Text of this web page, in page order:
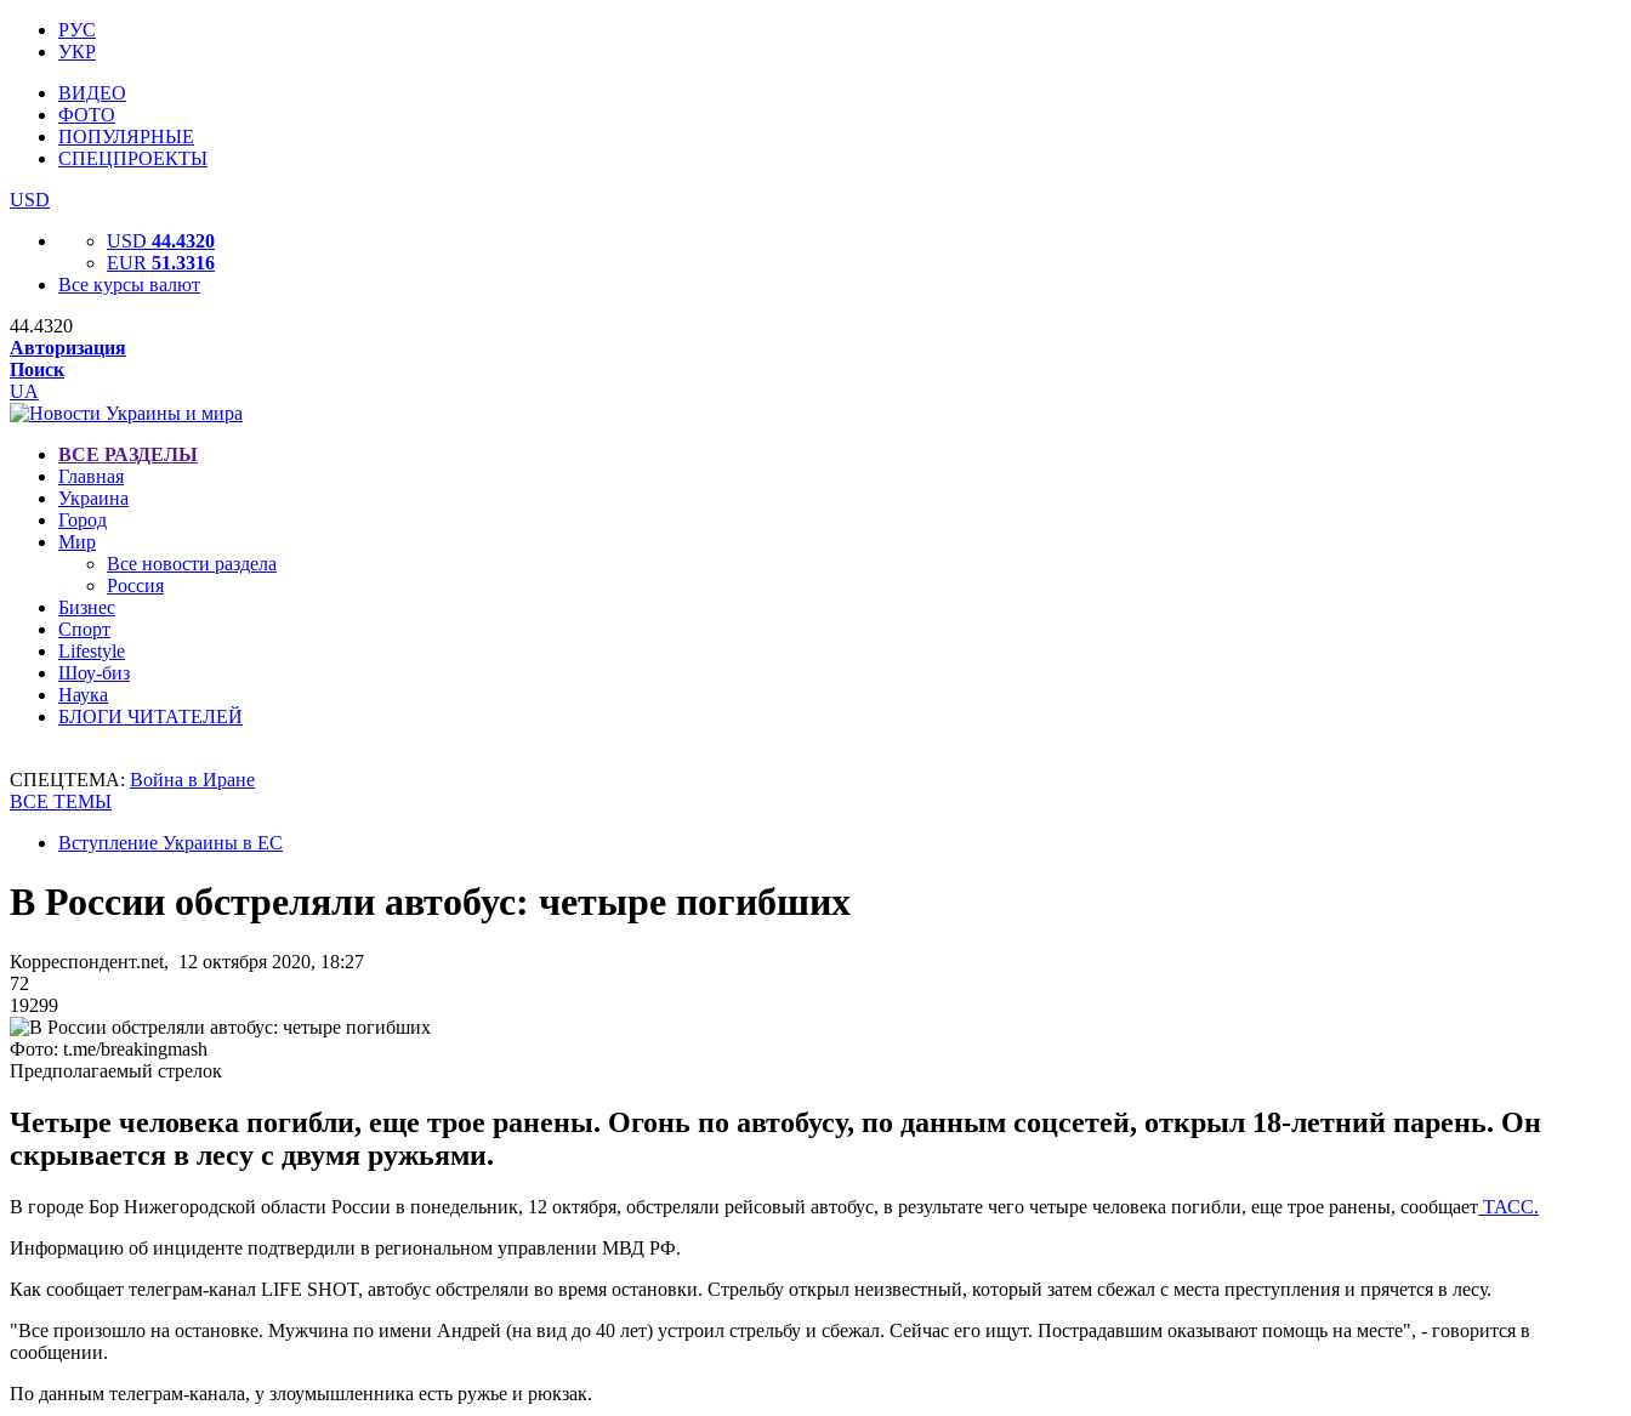
РУС
УКР
ВИДЕО
ФОТО
ПОПУЛЯРНЫЕ
СПЕЦПРОЕКТЫ
USD
USD 44.4320
EUR 51.3316
Все курсы валют
44.4320
Авторизация
Поиск
UA
ВСЕ РАЗДЕЛЫ
Главная
Украина
Город
Мир
Все новости раздела
Россия
Бизнес
Спорт
Lifestyle
Шоу-биз
Наука
БЛОГИ ЧИТАТЕЛЕЙ
СПЕЦТЕМА: Война в Иране
ВСЕ ТЕМЫ
Вступление Украины в ЕС
В России обстреляли автобус: четыре погибших
Корреспондент.net, 12 октября 2020, 18:27
72
19299
Фото: t.me/breakingmash
Предполагаемый стрелок
Четыре человека погибли, еще трое ранены. Огонь по автобусу, по данным соцсетей, открыл 18-летний парень. Он
скрывается в лесу с двумя ружьями.
В городе Бор Нижегородской области России в понедельник, 12 октября, обстреляли рейсовый автобус, в результате чего четыре человека погибли, еще трое ранены, сообщает ТАСС.
Информацию об инциденте подтвердили в региональном управлении МВД РФ.
Как сообщает телеграм-канал LIFE SHOT, автобус обстреляли во время остановки. Стрельбу открыл неизвестный, который затем сбежал с места преступления и прячется в лесу.
"Все произошло на остановке. Мужчина по имени Андрей (на вид до 40 лет) устроил стрельбу и сбежал. Сейчас его ищут. Пострадавшим оказывают помощь на месте", - говорится в
сообщении.
По данным телеграм-канала, у злоумышленника есть ружье и рюкзак.